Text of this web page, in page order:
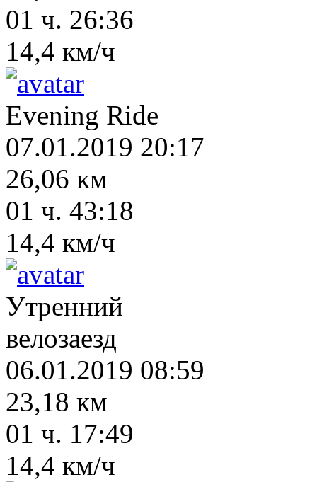
01 ч. 26:36
14,4 км/ч
Evening Ride
07.01.2019 20:17
26,06 км
01 ч. 43:18
14,4 км/ч
Утренний
велозаезд
06.01.2019 08:59
23,18 км
01 ч. 17:49
14,4 км/ч